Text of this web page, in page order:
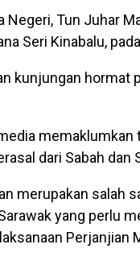
Negeri, Tun Juhar
Seri Kinabalu,
kunjungan
dari Sabah dan
merupakan salah
yang perlu
Perjanjian